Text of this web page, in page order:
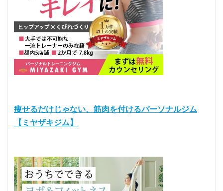
痩せるだけじゃない、筋肉を付けるパーソナルジム
【ミヤザキジム】